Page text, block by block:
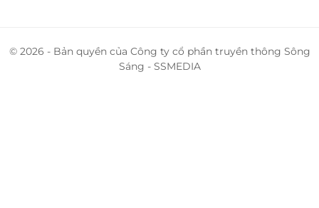
© 2026 - Bản quyền của Công ty cổ phần truyền thông Sông
Sáng - SSMEDIA